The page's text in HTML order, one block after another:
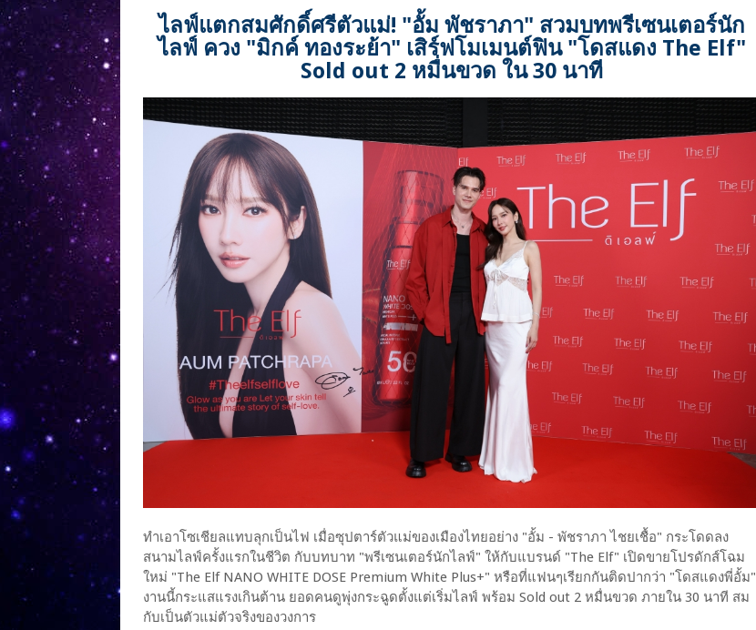
ไลฟ์แตกสมศักดิ์ศรีตัวแม่! "อั้ม พัชราภา" สวมบทพรีเซนเตอร์นัก
ไลฟ์ ควง "มิกค์ ทองระย้า" เสิร์ฟโมเมนต์ฟิน "โดสแดง The Elf"
Sold out 2 หมื่นขวด ใน 30 นาที
ทำเอาโซเชียลแทบลุกเป็นไฟ เมื่อซุปตาร์ตัวแม่ของเมืองไทยอย่าง "อั้ม - พัชราภา ไชยเชื้อ" กระโดดลง
สนามไลฟ์ครั้งแรกในชีวิต กับบทบาท "พรีเซนเตอร์นักไลฟ์" ให้กับแบรนด์ "The Elf" เปิดขายโปรดักส์โฉม
ใหม่ "The Elf NANO WHITE DOSE Premium White Plus+" หรือที่แฟนๆเรียกกันติดปากว่า "โดสแดงพี่อั้ม"
งานนี้กระแสแรงเกินต้าน ยอดคนดูพุ่งกระฉูดตั้งแต่เริ่มไลฟ์ พร้อม Sold out 2 หมื่นขวด ภายใน 30 นาที สม
กับเป็นตัวแม่ตัวจริงของวงการ